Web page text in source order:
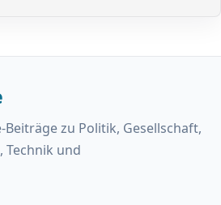
zu Politik, Gesellschaft,
Technik und